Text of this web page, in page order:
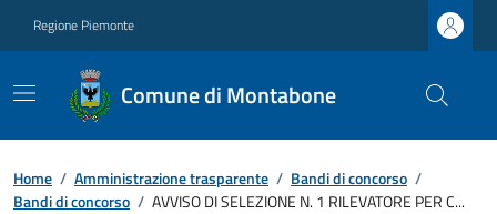
Regione Piemonte
Comune di Montabone
Home / Amministrazione trasparente / Bandi di concorso /
Bandi di concorso / AVVISO DI SELEZIONE N. 1 RILEVATORE PER C...